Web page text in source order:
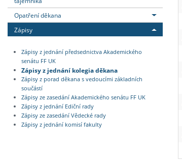
Opatření děkana
Zápisy
Zápisy z jednání předsednictva Akademického
senátu FF UK
Zápisy z jednání kolegia děkana
Zápisy z porad děkana s vedoucími základních
součástí
Zápisy ze zasedání Akademického senátu FF UK
Zápisy z jednání Ediční rady
Zápisy ze zasedání Vědecké rady
Zápisy z jednání komisí fakulty